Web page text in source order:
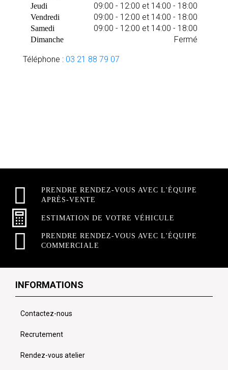
Jeudi 09:00 - 12:00 et 14:00 - 18:00
Vendredi 09:00 - 12:00 et 14:00 - 18:00
Samedi 09:00 - 12:00 et 14:00 - 18:00
Dimanche Fermé
Téléphone : 03 21 88 79 07
PRENDRE RENDEZ-VOUS AVEC L'ÉQUIPE
APRÈS-VENTE
ESTIMATION DE VOTRE VÉHICULE
PRENDRE RENDEZ-VOUS AVEC L'ÉQUIPE
COMMERCIALE
INFORMATIONS
Contactez-nous
Recrutement
Rendez-vous atelier